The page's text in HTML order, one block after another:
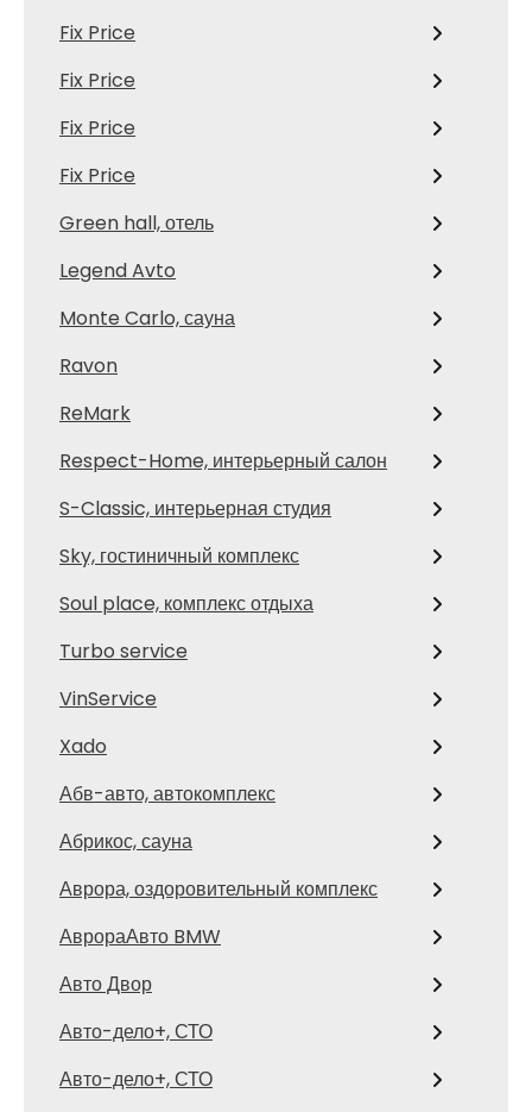
Fix Price
Fix Price
Fix Price
Fix Price
Green hall, отель
Legend Avto
Monte Carlo, сауна
Ravon
ReMark
Respect-Home, интерьерный салон
S-Classic, интерьерная студия
Sky, гостиничный комплекс
Soul place, комплекс отдыха
Turbo service
VinService
Xado
Абв-авто, автокомплекс
Абрикос, сауна
Аврора, оздоровительный комплекс
АврораАвто BMW
Авто Двор
Авто-дело+, СТО
Авто-дело+, СТО